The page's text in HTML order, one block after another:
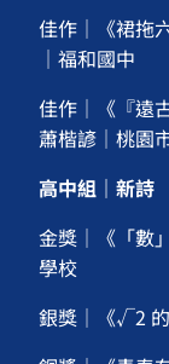
佳作｜《裙拖
｜福和國中
佳作｜《『遠
蕭楷諺｜桃園
高中組｜新詩
金獎｜《「數
學校
銀獎｜《√2